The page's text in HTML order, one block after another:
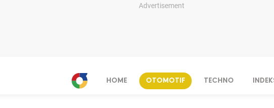
Advertisement
HOME OTOMOTIF TECHNO